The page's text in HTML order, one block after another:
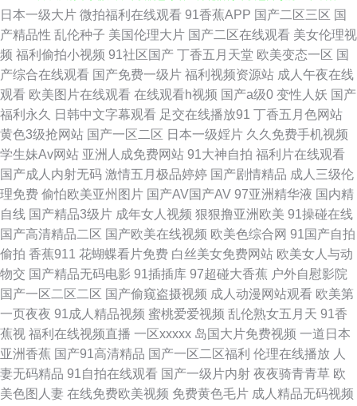
黑丝足交后入 韩国三级视频网站 亚洲色图欧洲 国产白浆高潮流水 韩国三
A91片 久久青草 人妖A片 午夜桃色 丁香五月花福利 午夜色口导航 91在线看
福利社淫乱网 欧美A网 伪娘ts 影音先锋福利资源 国产视频一二三四 男女色
色大全套 日韩一级视频 在线伦理网站琪琪 91青青操不长 俺去也伊人影院 韩
日一区视频 免费的黄色的网站 三级片在线导航 影音先锋在线三级 av三级网
超碰老司机 极品欧美 青青草原av 婷婷永久免费 久久大伊人x 偷窥自拍亚洲
色图 91海角 99超碰大香蕉 国产精品官网 久久综合成人 丝袜福利导航 伊人
大香蕉在线 99超碰人妻99 超碰在线99 九九伊人av 欧美色图日韩 午夜AV导
航在线 69看片 91青青操网站 东京热天堂精品 加勒比91在线 欧美综合 日韩
城人电影 四虎视屏 午夜影院美女 亚洲偷拍天堂 99激情 成人午夜剧场网站
日本一级大片 微拍福利在线观看 91香蕉APP 国产二区三区 国
产精品性 乱伦种子 美国伦理大片 国产二区在线观看 美女伦理视
频 福利偷拍小视频 91社区国产 丁香五月天堂 欧美变态一区 国
产综合在线观看 国产免费一级片 福利视频资源站 成人午夜在线
观看 欧美图片在线观看 在线观看h视频 国产a级0 变性人妖 国产
福利永久
日韩中文字幕观看 足交在线播放91 丁香五月色网站
黄色3级抢网站 国产一区二区 日本一级婬片 久久免费手机视频
学生妹Av网站 亚洲人成免费网站 91大神自拍 福利片在线观看
国产成人内射无码 激情五月极品婷婷 国产剧情精品 成人三级伦
理免费 偷怕欧美亚州图片 国产AV国产AV 97亚洲精华液 国内精
自线 国产精品3级片 成年女人视频 狠狠撸亚洲欧美 91操碰在线
国产高清精品二区 国产欧美在线视频 欧美色综合网 91国产自拍
偷拍 香蕉911 花蝴蝶看片免费 白丝美女免费网站 欧美女人与动
物交 国产精品无码电影 91插插库 97超碰大香蕉 户外自慰影院
国产一区二区二区 国产偷窥盗摄视频 成人动漫网站观看 欧美第
一页夜夜 91成人精品视频 蜜桃爱爱视频 乱伦熟女五月天 91香
蕉视 福利在线视频直播 一区xxxxx 岛国大片免费视频 一道日本
亚洲香蕉 国产91高清精品 国产一区二区福利 伦理在线播放 人
妻无码精品 91自拍在线观看 国产一级片内射 夜夜骑青青草 欧
美色图人妻 在线免费欧美视频 免费黄色毛片 成人精品无码视频